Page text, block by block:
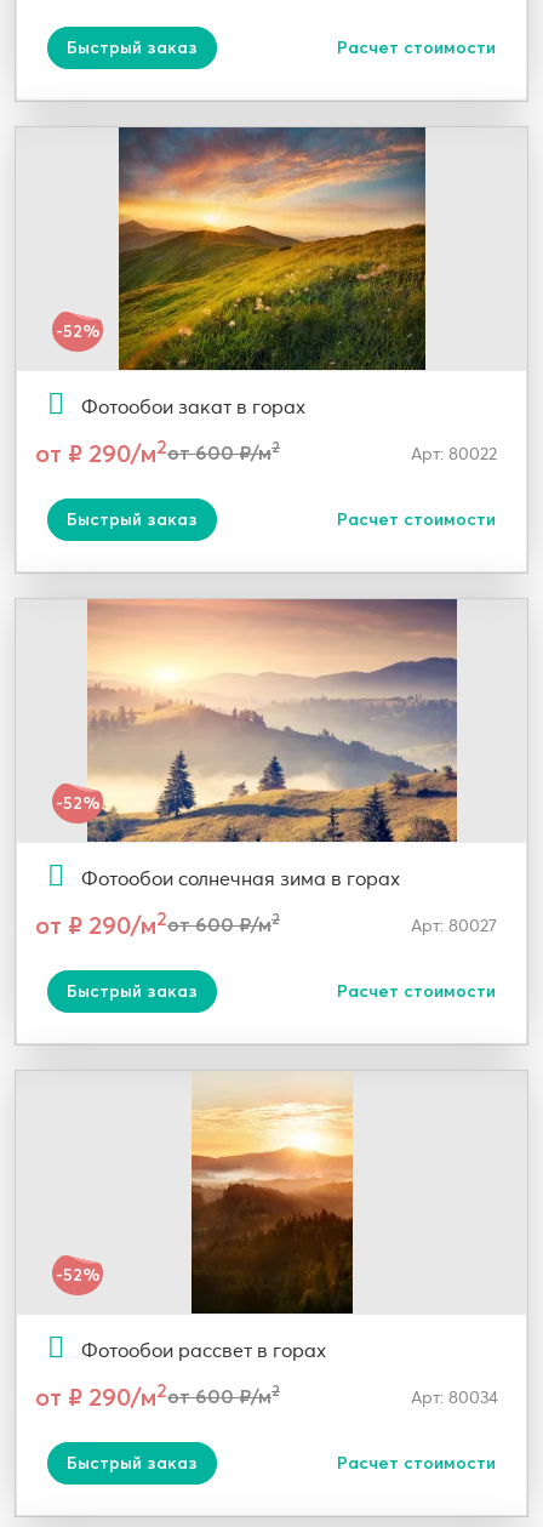
Быстрый заказ Расчет стоимости
-52%
Фотообои закат в горах
от ₽ 290/м2от 600 ₽/м2 Арт: 80022
Быстрый заказ Расчет стоимости
-52%
Фотообои солнечная зима в горах
от ₽ 290/м2от 600 ₽/м2 Арт: 80027
Быстрый заказ Расчет стоимости
-52%
Фотообои рассвет в горах
от ₽ 290/м2от 600 ₽/м2 Арт: 80034
Быстрый заказ Расчет стоимости